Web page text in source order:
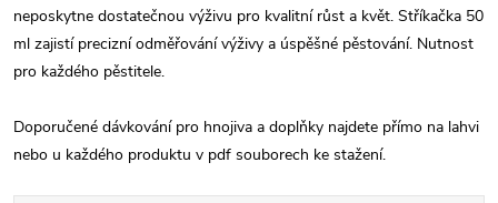
neposkytne dostatečnou výživu pro kvalitní růst a květ. Stříkačka 50
ml zajistí precizní odměřování výživy a úspěšné pěstování. Nutnost
pro každého pěstitele.
Doporučené dávkování pro hnojiva a doplňky najdete přímo na lahvi
nebo u každého produktu v pdf souborech ke stažení.